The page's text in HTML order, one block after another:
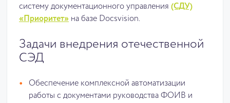
систему документационного управления (СДУ)
«Приоритет» на базе Docsvision.
Задачи внедрения отечественной
СЭД
Обеспечение комплексной автоматизации
работы с документами руководства ФОИВ и